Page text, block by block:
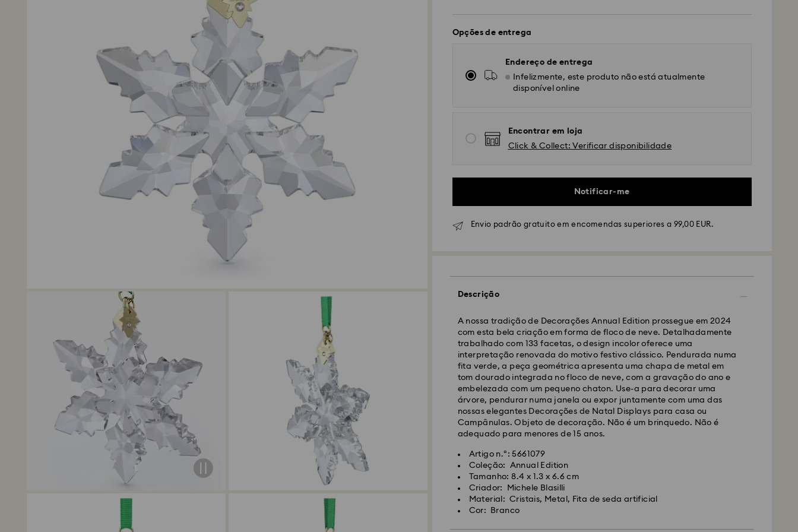
Opções de entrega
Endereço de entrega
Infelizmente, este produto não está atualmente
disponível online
Encontrar em loja
Click & Collect: Verificar disponibilidade
Notificar-me
Envio padrão gratuito em encomendas superiores a 99,00 EUR.
Descrição
A nossa tradição de Decorações Annual Edition prossegue em 2024
com esta bela criação em forma de floco de neve. Detalhadamente
trabalhado com 133 facetas, o design incolor oferece uma
interpretação renovada do motivo festivo clássico. Pendurada numa
fita verde, a peça geométrica apresenta uma chapa de metal em
tom dourado integrada no floco de neve, com a gravação do ano e
embelezada com um pequeno chaton. Use-a para decorar uma
árvore, pendurar numa janela ou expor juntamente com uma das
nossas elegantes Decorações de Natal Displays para casa ou
Campânulas. Objeto de decoração. Não é um brinquedo. Não é
adequado para menores de 15 anos.
Artigo n.º: 5661079
Coleção: Annual Edition
Tamanho: 8.4 x 1.3 x 6.6 cm
Criador: Michele Blasilli
Material: Cristais, Metal, Fita de seda artificial
Cor: Branco
Envio Normal - GLS ou FedEx
As encomendas realizadas de segunda a sexta-feira até às 10:00
CET serão processadas e enviadas no dia útil seguinte.
Prazo de envio normal: 4-5 dias úteis após processamento e envio. (7-
10 dias para Madeira e Açores)
Custo de envio normal: EUR 6,50
Envio normal gratuito para encomendas superiores a: EUR 99
Envio Expresso - FedEx
As encomendas realizadas de segunda a sexta-feira até às 14:30
CET serão processadas e enviadas no dia útil seguinte.
Prazo de envio expresso: 1 a 2 dias úteis após processamento e envio.
Custo de envio expresso: EUR 19